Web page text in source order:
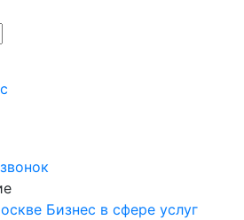
Бизнес в сфере услуг